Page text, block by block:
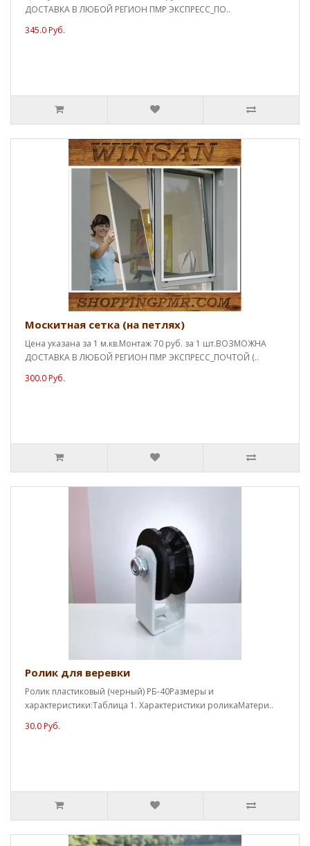
ДОСТАВКА В ЛЮБОЙ РЕГИОН ПМР ЭКСПРЕСС_ПО..
345.0 Руб.
Москитная сетка (на петлях)
Цена указана за 1 м.кв.Монтаж 70 руб. за 1 шт.ВОЗМОЖНА
ДОСТАВКА В ЛЮБОЙ РЕГИОН ПМР ЭКСПРЕСС_ПОЧТОЙ (..
300.0 Руб.
Ролик для веревки
Ролик пластиковый (черный) РБ-40Размеры и
характеристики:Таблица 1. Характеристики роликаМатери..
30.0 Руб.